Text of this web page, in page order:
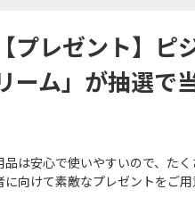
【プレゼント】
ーム」が抽選で
品は安心で使いやすいので、た
向けて素敵なプレゼントをご